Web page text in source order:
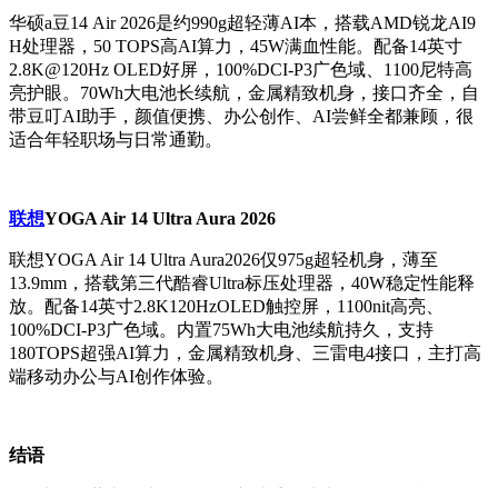
华硕a豆14 Air 2026是约990g超轻薄AI本，搭载AMD锐龙AI9
H处理器，50 TOPS高AI算力，45W满血性能。配备14英寸
2.8K@120Hz OLED好屏，100%DCI-P3广色域、1100尼特高
亮护眼。70Wh大电池长续航，金属精致机身，接口齐全，自
带豆叮AI助手，颜值便携、办公创作、AI尝鲜全都兼顾，很
适合年轻职场与日常通勤。
联想YOGA Air 14 Ultra Aura 2026
联想YOGA Air 14 Ultra Aura2026仅975g超轻机身，薄至
13.9mm，搭载第三代酷睿Ultra标压处理器，40W稳定性能释
放。配备14英寸2.8K120HzOLED触控屏，1100nit高亮、
100%DCI-P3广色域。内置75Wh大电池续航持久，支持
180TOPS超强AI算力，金属精致机身、三雷电4接口，主打高
端移动办公与AI创作体验。
结语